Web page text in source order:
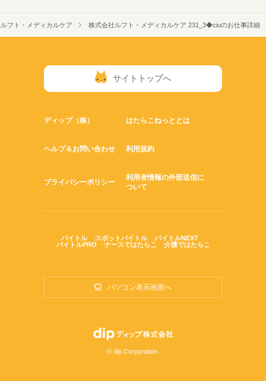
フト・メディカルケア 株式会社ルフト・メディカルケア 231_3◆ciuのお仕事詳細
サイトトップへ
ディップ（株） はたらこねっととは
ヘルプ＆お問い合わせ 利用規約
プライバシーポリシー
利用者情報の外部送信に
ついて
バイトル スポットバイトル
バイトルNEXT
バイトルPRO
ナースではたらこ 介護ではたらこ
パソコン表示画面へ
© dip Corporation.